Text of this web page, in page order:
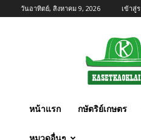
วันอาทิตย์, สิงหาคม 9, 2026 เข้าสู่
หน้าแรก กษัตริย์เกษตร